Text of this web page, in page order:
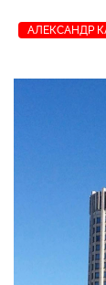
АЛЕКСАНДР